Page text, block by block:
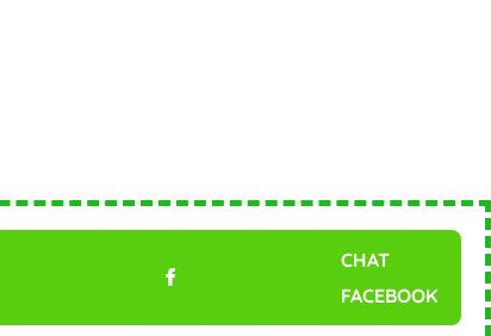
CHAT
FACEBOOK